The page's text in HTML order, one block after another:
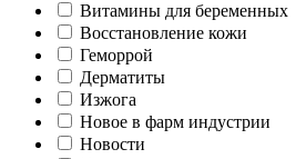
Витамины для беременных
Восстановление кожи
Геморрой
Дерматиты
Изжога
Новое в фарм индустрии
Новости